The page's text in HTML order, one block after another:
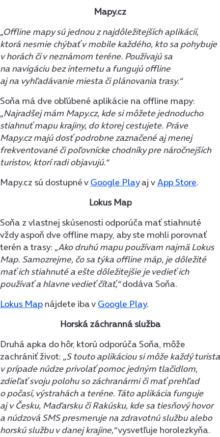
Mapy.cz
„Offline mapy sú jednou z najdôležitejších aplikácií,
ktorá nesmie chýbať v mobile každého, kto sa pohybuje
v horách či v neznámom teréne. Používajú sa
na navigáciu bez internetu a fungujú offline
aj na vyhľadávanie miesta či plánovania trasy.“
Soňa má dve obľúbené aplikácie na offline mapy:
„Najradšej mám Mapy.cz, kde si môžete jednoducho
stiahnuť mapu krajiny, do ktorej cestujete. Práve
Mapy.cz majú dosť podrobne zaznačené aj menej
frekventované či poľovnícke chodníky pre náročnejších
turistov, ktorí radi objavujú.“
Mapy.cz sú dostupné v Google Playaj v App Store.
Lokus Map
Soňa z vlastnej skúsenosti odporúča mať stiahnuté
vždy aspoň dve offline mapy, aby ste mohli porovnať
terén a trasy: „Ako druhú mapu používam najmä Lokus
Map. Samozrejme, čo sa týka offline máp, je dôležité
mať ich stiahnuté a ešte dôležitejšie je vedieť ich
používať a hlavne vedieť čítať,“dodáva Soňa.
Lokus Map nájdete iba v Google Play.
Horská záchranná služba
Druhá apka do hôr, ktorú odporúča Soňa, môže
zachrániť život: „S touto aplikáciou si môže každý turista
v prípade núdze privolať pomoc jedným tlačidlom,
zdieľať svoju polohu so záchranármi či mať prehľad
o počasí, výstrahách a teréne. Táto aplikácia funguje
aj v Česku, Maďarsku či Rakúsku, kde sa tiesňový hovor
a núdzová SMS presmeruje na zdravotnú službu alebo
horskú službu v danej krajine,“vysvetľuje horolezkyňa.